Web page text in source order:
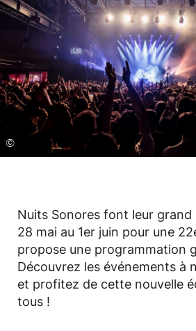
©
Nuits Sonores font leur grand
28 mai au 1er juin pour une
propose une programmation
Découvrez les événements à
et profitez de cette nouvelle
tous !